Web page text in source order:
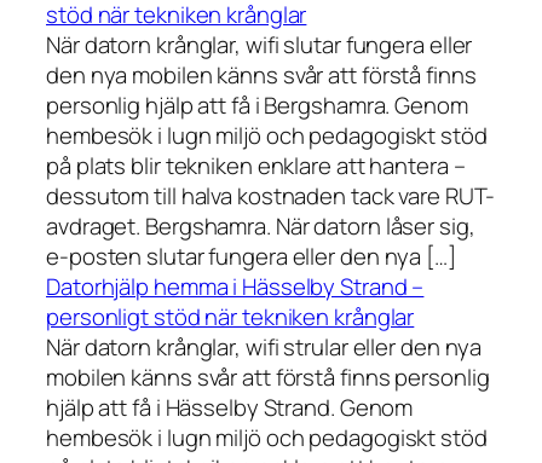
stöd när tekniken krånglar
När datorn krånglar, wifi slutar fungera eller
den nya mobilen känns svår att förstå finns
personlig hjälp att få i Bergshamra. Genom
hembesök i lugn miljö och pedagogiskt stöd
på plats blir tekniken enklare att hantera –
dessutom till halva kostnaden tack vare RUT-
avdraget. Bergshamra. När datorn låser sig,
e-posten slutar fungera eller den nya […]
Datorhjälp hemma i Hässelby Strand –
personligt stöd när tekniken krånglar
När datorn krånglar, wifi strular eller den nya
mobilen känns svår att förstå finns personlig
hjälp att få i Hässelby Strand. Genom
hembesök i lugn miljö och pedagogiskt stöd